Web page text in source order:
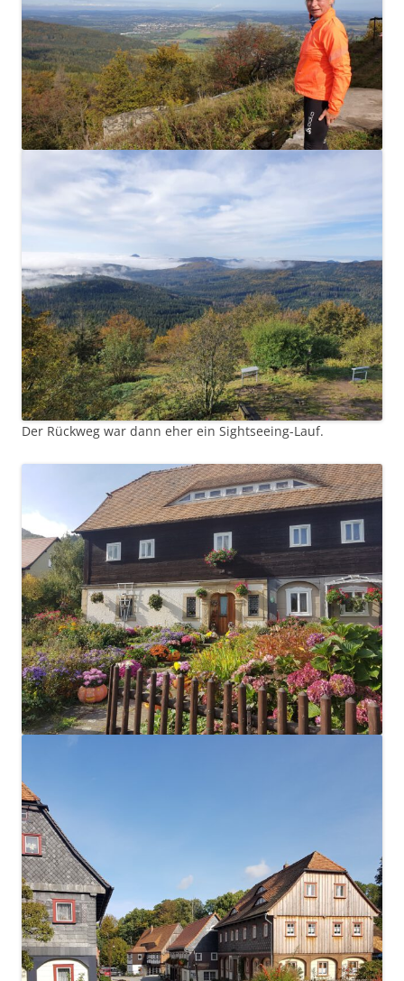
Der Rückweg war dann eher ein Sightseeing-Lauf.